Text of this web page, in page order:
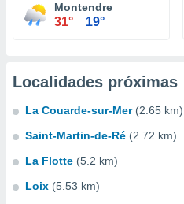
Montendre
31° 19°
Localidades próximas
La Couarde-sur-Mer (2.65 km)
Saint-Martin-de-Ré (2.72 km)
La Flotte (5.2 km)
Loix (5.53 km)